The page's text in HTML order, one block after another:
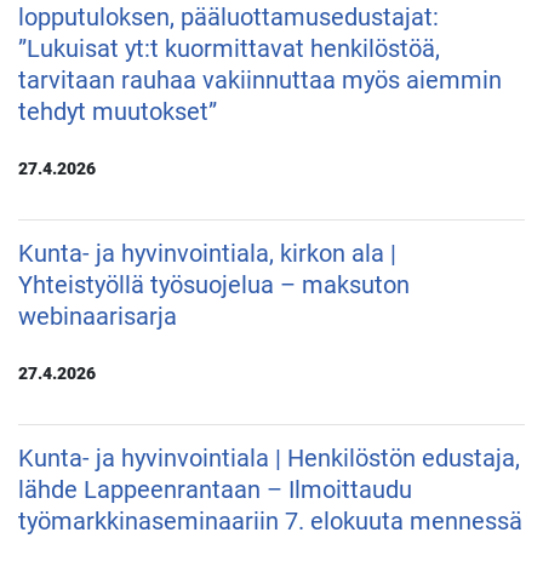
lopputuloksen, pääluottamusedustajat:
”Lukuisat yt:t kuormittavat henkilöstöä,
tarvitaan rauhaa vakiinnuttaa myös aiemmin
tehdyt muutokset”
27.4.2026
Kunta- ja hyvinvointiala, kirkon ala |
Yhteistyöllä työsuojelua – maksuton
webinaarisarja
27.4.2026
Kunta- ja hyvinvointiala | Henkilöstön edustaja,
lähde Lappeenrantaan – Ilmoittaudu
työmarkkinaseminaariin 7. elokuuta mennessä